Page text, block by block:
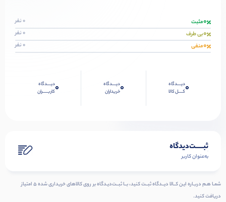
0مثبت 0 نفر
0بی طرف 0 نفر
0منفی 0 نفر
0دیــــدگاه
کــــل کالا
0دیــــدگاه
خریداران
0دیــــدگاه
کاربـــــران
ثبـــــت‌دیدگاه
به‌عنوان کاربر
شمـا هـم دربـاره ایـن کــالا دیــدگاه ثبــت کنید، بــا ثبــت‌دیـدگاه بر روی کالاهای خریداری شده ۵ امتیاز
دریافت کنید.